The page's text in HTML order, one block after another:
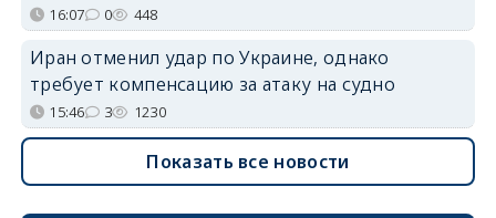
16:07 0 448
Иран отменил удар по Украине, однако
требует компенсацию за атаку на судно
15:46 3 1230
Показать все новости